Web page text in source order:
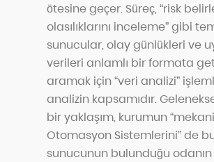
ötesine geçer. Süreç, “risk
olasılıklarını inceleme” gibi
sunucular, olay günlükleri ve
verileri anlamlı bir formata
aramak için “veri analizi”
analizin kapsamıdır.
bir yaklaşım, kurumun
Otomasyon Sistemlerini” de
sunucunun bulunduğu